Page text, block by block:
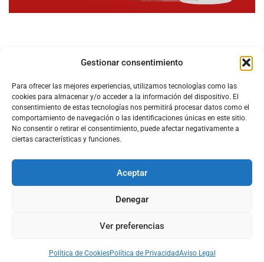
Gestionar consentimiento
Para ofrecer las mejores experiencias, utilizamos tecnologías como las
cookies para almacenar y/o acceder a la información del dispositivo. El
consentimiento de estas tecnologías nos permitirá procesar datos como el
comportamiento de navegación o las identificaciones únicas en este sitio.
No consentir o retirar el consentimiento, puede afectar negativamente a
ciertas características y funciones.
Aceptar
Denegar
Ver preferencias
Política de CookiesPolítica de PrivacidadAviso Legal
Acerca de Nosotros